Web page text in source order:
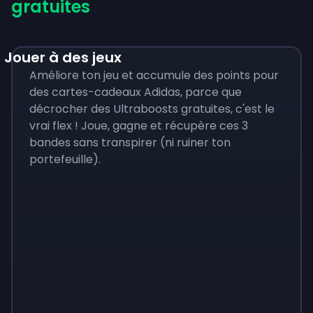
gratuites
Jouer à des jeux
Améliore ton jeu et accumule des points pour
des cartes-cadeaux Adidas, parce que
décrocher des Ultraboosts gratuites, c'est le
vrai flex ! Joue, gagne et récupère ces 3
bandes sans transpirer (ni ruiner ton
portefeuille).